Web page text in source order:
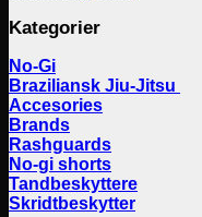
Kategorier
No-Gi
Braziliansk Jiu-Jitsu
Accesories
Brands
Rashguards
No-gi shorts
Tandbeskyttere
Skridtbeskytter